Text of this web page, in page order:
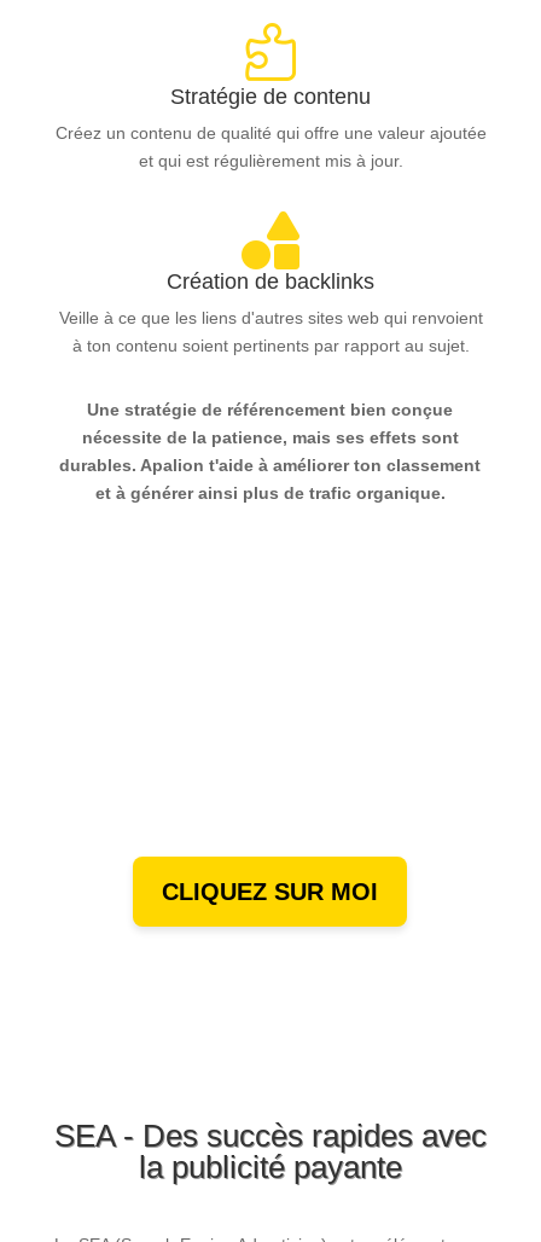

Stratégie de contenu
Créez un contenu de qualité qui offre une valeur ajoutée
et qui est régulièrement mis à jour.

Création de backlinks
Veille à ce que les liens d'autres sites web qui renvoient
à ton contenu soient pertinents par rapport au sujet.
Une stratégie de référencement bien conçue
nécessite de la patience, mais ses effets sont
durables. Apalion t'aide à améliorer ton classement
et à générer ainsi plus de trafic organique.
CLIQUEZ SUR MOI
SEA - Des succès rapides avec
la publicité payante